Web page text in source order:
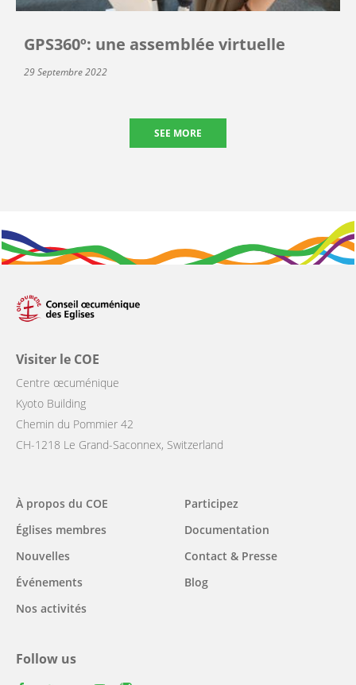
GPS360º: une assemblée virtuelle
29 Septembre 2022
SEE MORE
Visiter le COE
Centre œcuménique
Kyoto Building
Chemin du Pommier 42
CH-1218 Le Grand-Saconnex, Switzerland
Main
navigation
À propos du COE
Églises membres
Nouvelles
Événements
Nos activités
Participez
Documentation
Contact & Presse
Blog
Follow us